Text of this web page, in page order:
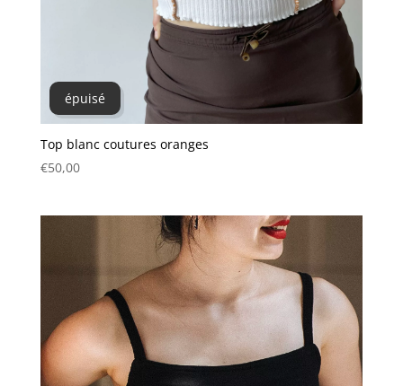
épuisé
Top blanc coutures oranges
€50,00